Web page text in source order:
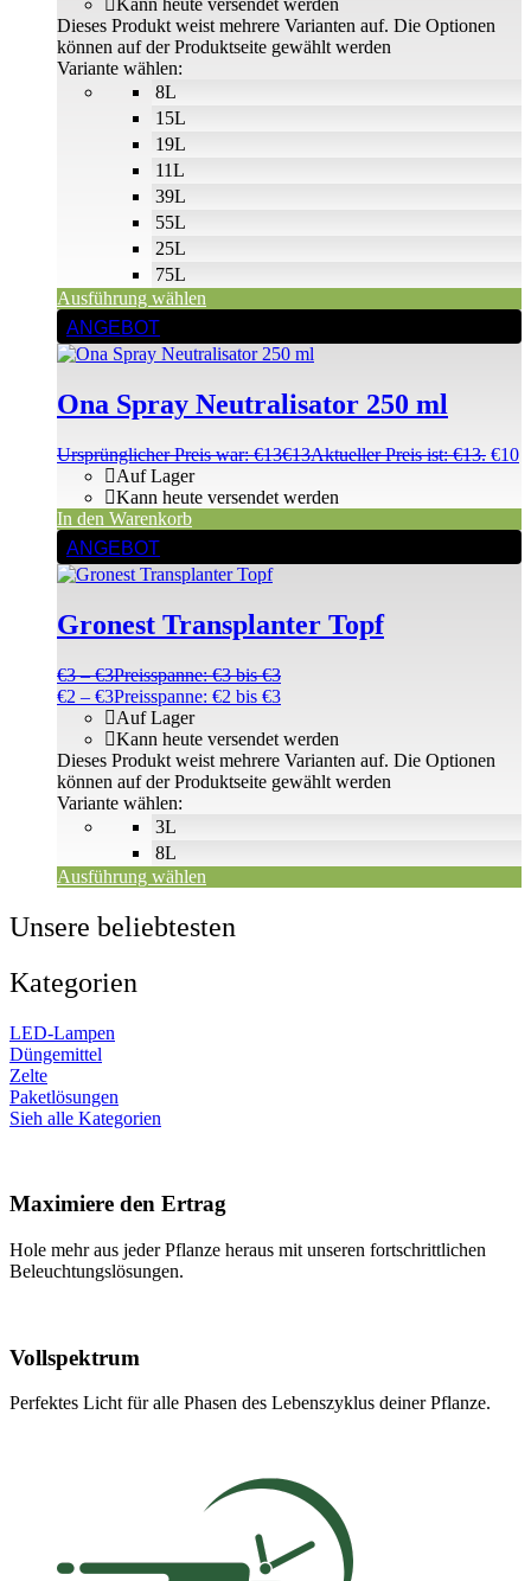
8L
15L
19L
11L
39L
55L
25L
75L
Kann heute versendet werden
Variante wählen:
Ausführung wählen
Dieses Produkt weist mehrere Varianten auf. Die Optionen
können auf der Produktseite gewählt werden
ANGEBOT
Ona Spray Neutralisator 250 ml
Ursprünglicher Preis war: €13€13Aktueller Preis ist: €13. €10
Auf Lager
Kann heute versendet werden
In den Warenkorb
ANGEBOT
Gronest Transplanter Topf
€3 –€3Preisspanne: €3 bis €3
€2 – €3Preisspanne: €2 bis €3
3L
8L
Auf Lager
Kann heute versendet werden
Variante wählen:
Ausführung wählen
Dieses Produkt weist mehrere Varianten auf. Die Optionen
können auf der Produktseite gewählt werden
Unsere beliebtesten
Kategorien
LED-Lampen
Düngemittel
Zelte
Paketlösungen
Sieh alle Kategorien
Maximiere den Ertrag
Hole mehr aus jeder Pflanze heraus mit unseren fortschrittlichen
Beleuchtungslösungen.
Vollspektrum
Perfektes Licht für alle Phasen des Lebenszyklus deiner Pflanze.